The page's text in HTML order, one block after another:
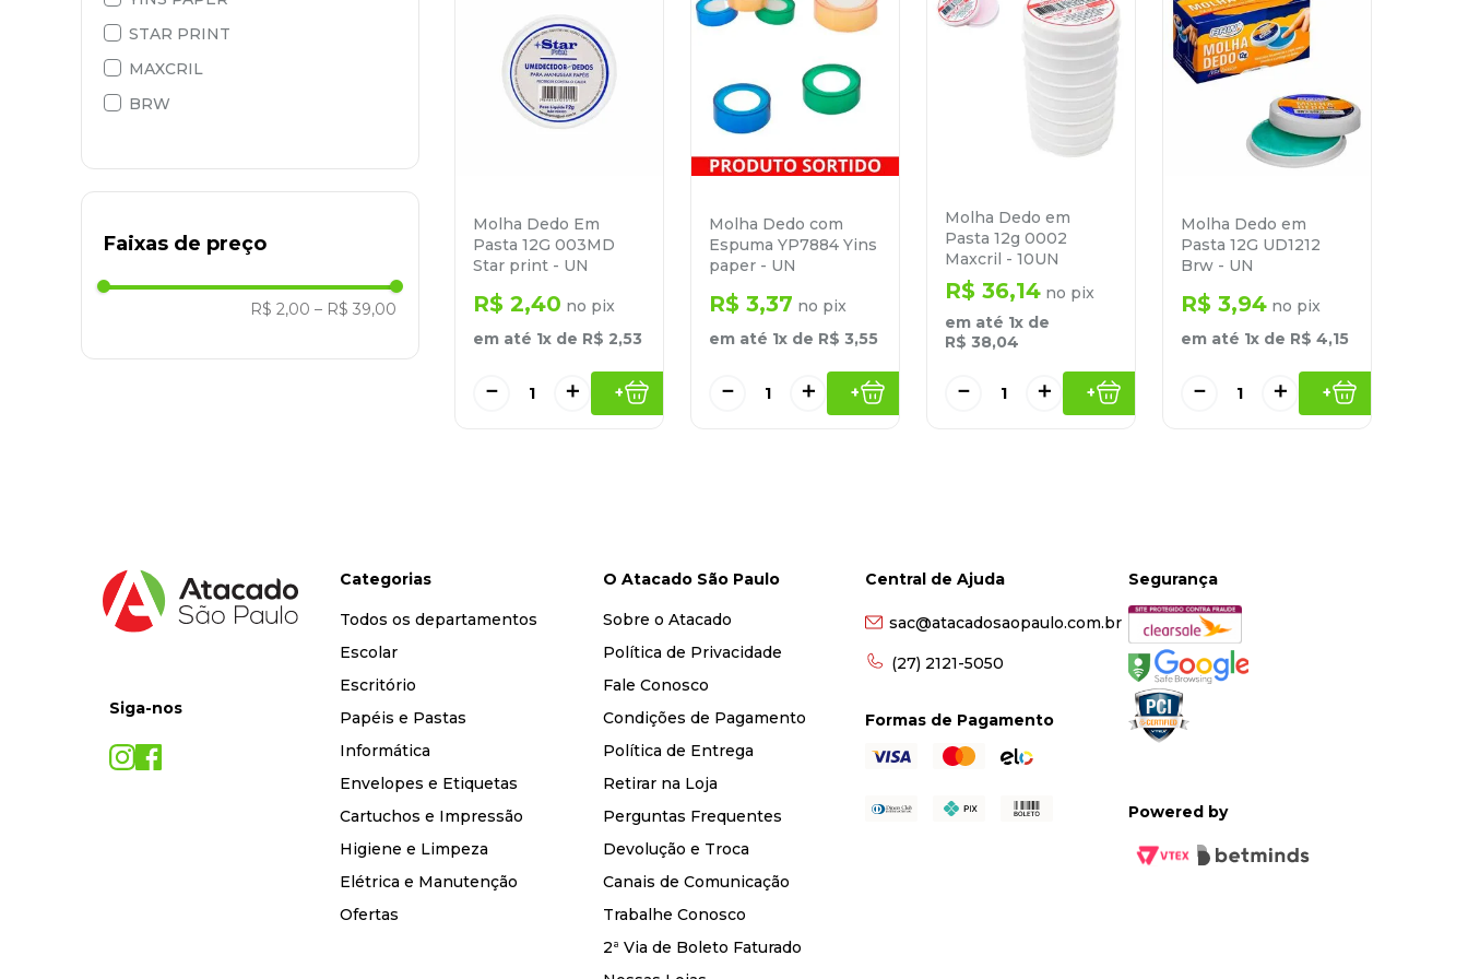
STAR PRINT
MAXCRIL
BRW
Faixas de preço
R$ 2,00 – R$ 39,00
Molha Dedo Em
Pasta 12G 003MD
Star print - UN
R$ 2,40 no pix
em até 1x de R$ 2,53
＋
－ +
Molha Dedo com
Espuma YP7884 Yins
paper - UN
R$ 3,37 no pix
em até 1x de R$ 3,55
＋
－ +
Molha Dedo em
Pasta 12g 0002
Maxcril - 10UN
R$ 36,14 no pix
em até 1x de
R$ 38,04
＋
－ +
Molha Dedo em
Pasta 12G UD1212
Brw - UN
R$ 3,94 no pix
em até 1x de R$ 4,15
＋
－ +
Siga-nos
Categorias
Todos os departamentos
Escolar
Escritório
Papéis e Pastas
Informática
Envelopes e Etiquetas
Cartuchos e Impressão
Higiene e Limpeza
Elétrica e Manutenção
Ofertas
O Atacado São Paulo
Sobre o Atacado
Política de Privacidade
Fale Conosco
Condições de Pagamento
Política de Entrega
Retirar na Loja
Perguntas Frequentes
Devolução e Troca
Canais de Comunicação
Trabalhe Conosco
2ª Via de Boleto Faturado
Central de Ajuda
sac@atacadosaopaulo.com.br
(27) 2121-5050
Formas de Pagamento
Segurança
Powered by
desinfetante
marca texto